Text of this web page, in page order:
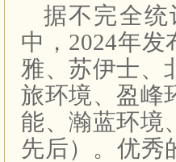
据不完全
中，2024年发
雅、苏伊士、
旅环境、盈峰
能、瀚蓝环境
先后）。优秀